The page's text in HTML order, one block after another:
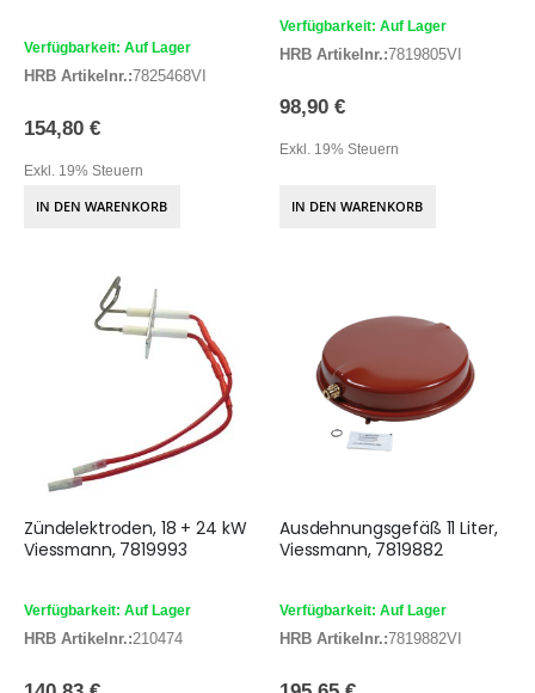
Verfügbarkeit: Auf Lager
HRB Artikelnr.:7825468VI
154,80 €
Exkl. 19% Steuern
IN DEN WARENKORB
Verfügbarkeit: Auf Lager
HRB Artikelnr.:7819805VI
98,90 €
Exkl. 19% Steuern
IN DEN WARENKORB
Zündelektroden, 18 + 24 kW
Viessmann, 7819993
Verfügbarkeit: Auf Lager
HRB Artikelnr.:210474
Ausdehnungsgefäß 11 Liter,
Viessmann, 7819882
Verfügbarkeit: Auf Lager
HRB Artikelnr.:7819882VI